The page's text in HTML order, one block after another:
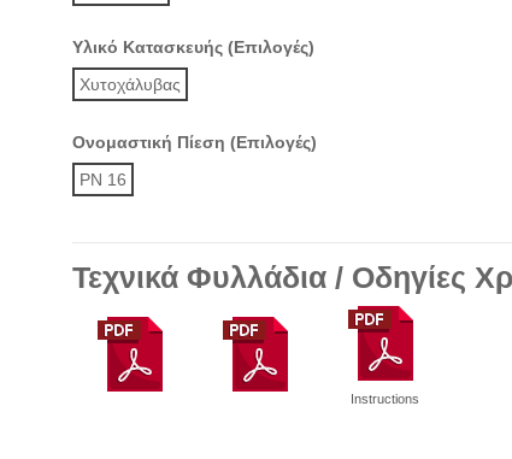
Υλικό Κατασκευής (Επιλογές)
Χυτοχάλυβας
Ονομαστική Πίεση (Επιλογές)
PN 16
Τεχνικά Φυλλάδια / Οδηγίες
Instructions